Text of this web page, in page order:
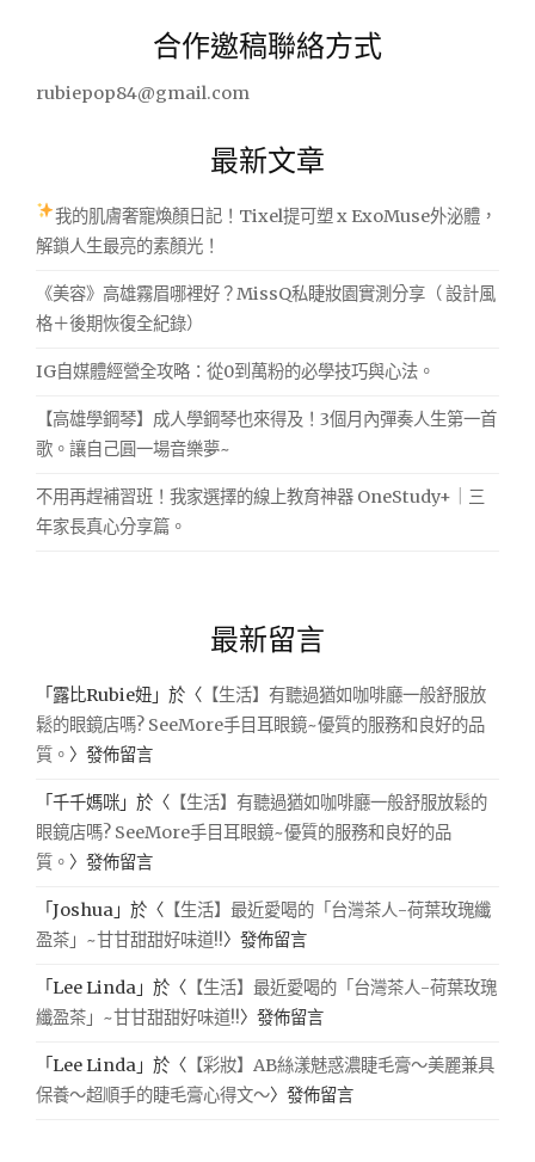
合作邀稿聯絡方式
rubiepop84@gmail.com
最新文章
我的肌膚奢寵煥顏日記！Tixel提可塑 x ExoMuse外泌體，
解鎖人生最亮的素顏光！
《美容》高雄霧眉哪裡好？MissQ私睫妝園實測分享（ 設計風
格＋後期恢復全紀錄）
IG自媒體經營全攻略：從0到萬粉的必學技巧與心法。
【高雄學鋼琴】成人學鋼琴也來得及！3個月內彈奏人生第一首
歌。讓自己圓一場音樂夢~
不用再趕補習班！我家選擇的線上教育神器 OneStudy+｜三
年家長真心分享篇。
最新留言
「 露比Rubie妞 」於〈 【生活】有聽過猶如咖啡廳一般舒服放
鬆的眼鏡店嗎? SeeMore手目耳眼鏡~優質的服務和良好的品
質。 〉發佈留言
「千千媽咪 」於〈 【生活】有聽過猶如咖啡廳一般舒服放鬆的
眼鏡店嗎? SeeMore手目耳眼鏡~優質的服務和良好的品
質。 〉發佈留言
「Joshua 」於〈 【生活】最近愛喝的「台灣茶人-荷葉玫瑰纖
盈茶」~甘甘甜甜好味道!!〉發佈留言
「Lee Linda 」於〈 【生活】最近愛喝的「台灣茶人-荷葉玫瑰
纖盈茶」~甘甘甜甜好味道!!〉發佈留言
「Lee Linda 」於〈 【彩妝】AB絲漾魅惑濃睫毛膏～美麗兼具
保養～超順手的睫毛膏心得文～〉發佈留言